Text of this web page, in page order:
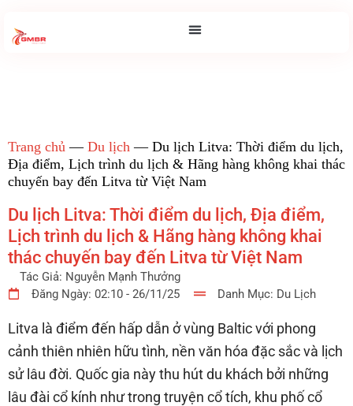
Trang chủ — Du lịch — Du lịch Litva: Thời điểm du lịch,
Địa điểm, Lịch trình du lịch & Hãng hàng không khai thác
chuyến bay đến Litva từ Việt Nam
Du lịch Litva: Thời điểm du lịch, Địa điểm,
Lịch trình du lịch & Hãng hàng không khai
thác chuyến bay đến Litva từ Việt Nam
Tác Giả: Nguyễn Mạnh Thưởng
Đăng Ngày: 02:10 - 26/11/25 Danh Mục: Du Lịch
Litva là điểm đến hấp dẫn ở vùng Baltic với phong
cảnh thiên nhiên hữu tình, nền văn hóa đặc sắc và lịch
sử lâu đời. Quốc gia này thu hút du khách bởi những
lâu đài cổ kính như trong truyện cổ tích, khu phố cổ